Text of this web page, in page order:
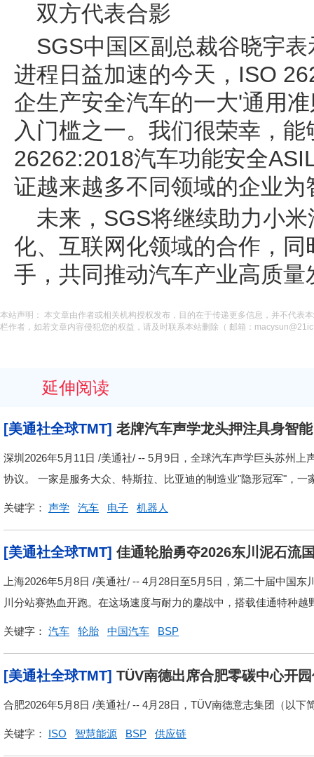
双方代表合影
SGS中国区副总裁谷晓宇
进程日益加速的今天，ISO
企生产安全汽车的一大'通用
入门槛之一。我们很荣幸，
26262:2018汽车功能安全
证越来越多不同领域的企业
未来，SGS将继续助力小
化、互联网化领域的合作，
手，共同推动汽车产业高质量
本站声明： 本文章由作者或相关机构授权发布，目的在于传递更多信息，并不代表
栏作者，如若文章内容侵犯您的权益，请及时联系本站删除（ 邮箱：
延伸阅读
[美通社全球TMT] 老牌汽车声学龙头押注具身智
奇点"
深圳2026年5月11日 /美通社/ -- 5月9日，全球汽车声学巨头苏州
协议。 一家是服务大众、特斯拉、比亚迪的制造业"隐形冠军"，一
关键字： 声学 汽车 电子 机器人
[美通社全球TMT] 佳通轮胎勇夺2026东川泥石流
上海2026年5月8日 /美通社/ -- 4月28日至5月5日，第二十届中国
川分站赛热血开跑。在这场速度与耐力的鏖战中，搭载佳通特种越
关键字： 汽车 轮胎 中国汽车 BSP
[美通社全球TMT] TÜV南德出席合肥零碳中心开
合肥2026年5月8日 /美通社/ -- 4月28日，TÜV南德意志集团（以
关键字： ISO 智慧能源 BSP 供应链